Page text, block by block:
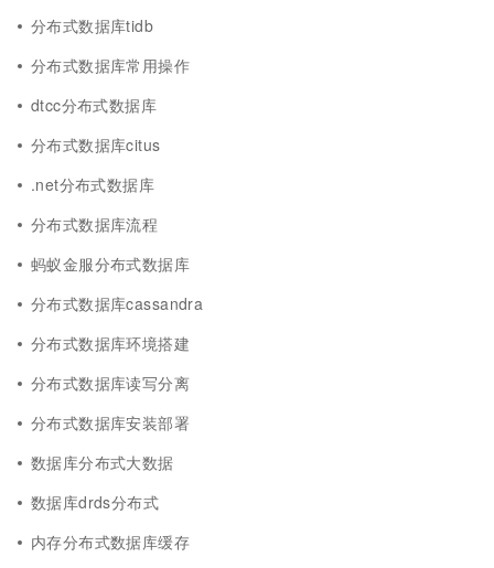
分布式数据库tidb
分布式数据库常用操作
dtcc分布式数据库
分布式数据库citus
.net分布式数据库
分布式数据库流程
蚂蚁金服分布式数据库
分布式数据库cassandra
分布式数据库环境搭建
分布式数据库读写分离
分布式数据库安装部署
数据库分布式大数据
数据库drds分布式
内存分布式数据库缓存